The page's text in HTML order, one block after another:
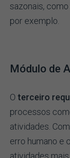
sazonais,
por exemplo.
Módulo de
O terceiro
processos
atividades.
erro humano e
atividades